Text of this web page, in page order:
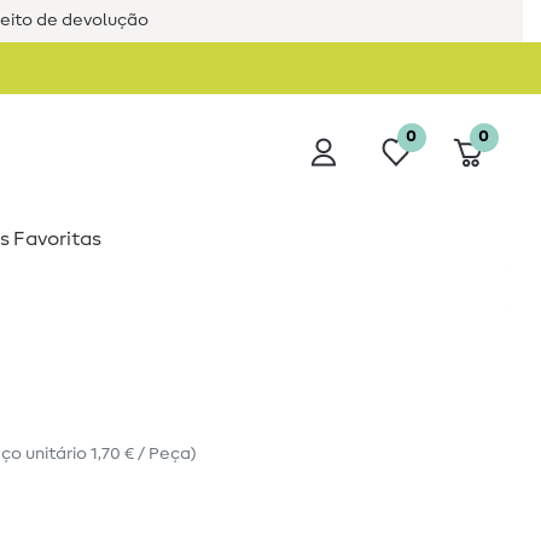
de devolução
0 0
Favoritas
unitário 1,70 € / Peça)